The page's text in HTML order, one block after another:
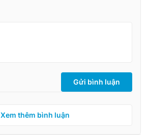
Gửi bình luận
Xem thêm bình luận